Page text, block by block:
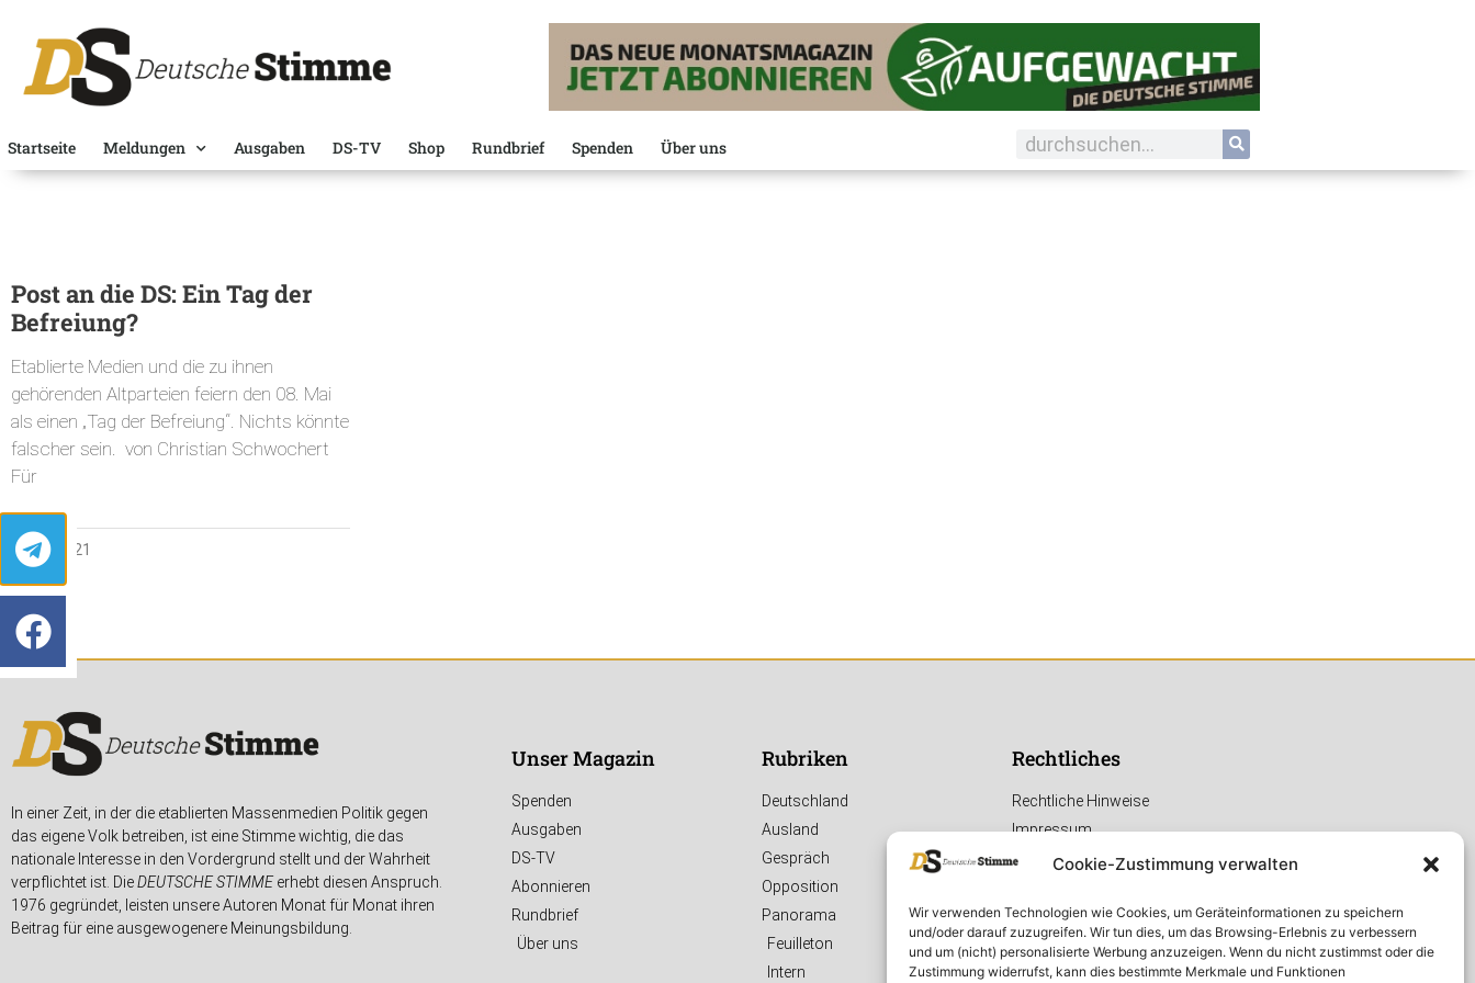
Cookie-Zustimmung verwalten
Wir verwenden Technologien wie Cookies, um Geräteinformationen zu speichern
und/oder darauf zuzugreifen. Wir tun dies, um das Browsing-Erlebnis zu verbessern
und um (nicht) personalisierte Werbung anzuzeigen. Wenn du nicht zustimmst oder die
Zustimmung widerrufst, kann dies bestimmte Merkmale und Funktionen
Startseite Meldungen Ausgaben DS-TV Shop Rundbrief Spenden Über uns
Post an die DS: Ein Tag der
Befreiung?
Etablierte Medien und die zu ihnen
gehörenden Altparteien feiern den 08. Mai
als einen „Tag der Befreiung“. Nichts könnte
falscher sein. von Christian Schwochert
Für
8. MAI 2021
In einer Zeit, in der die etablierten Massenmedien Politik gegen
das eigene Volk betreiben, ist eine Stimme wichtig, die das
nationale Interesse in den Vordergrund stellt und der Wahrheit
verpflichtet ist. DieDEUTSCHE STIMMEerhebt diesen Anspruch.
1976 gegründet, leisten unsere Autoren Monat für Monat ihren
Beitrag für eine ausgewogenere Meinungsbildung.
Unser Magazin
Spenden
Ausgaben
DS-TV
Abonnieren
Rundbrief
Über uns
Rubriken
Deutschland
Ausland
Gespräch
Opposition
Panorama
Feuilleton
Intern
Rechtliches
Rechtliche Hinweise
Impressum
Datenschutzerklärung